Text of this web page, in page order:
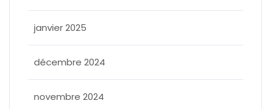
janvier 2025
décembre 2024
novembre 2024